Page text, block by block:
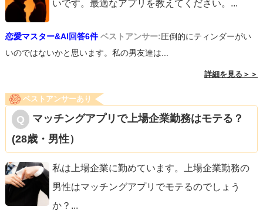
いです。最適なアプリを教えてください。 ...
恋愛マスター&AI回答6件 ベストアンサー:圧倒的にティンダーがい
いのではないかと思います。私の男友達は...
詳細を見る＞＞
ベストアンサーあり
マッチングアプリで上場企業勤務はモテる？
(28歳・男性）
私は上場企業に勤めています。上場企業勤務の
男性はマッチングアプリでモテるのでしょう
か？ ...